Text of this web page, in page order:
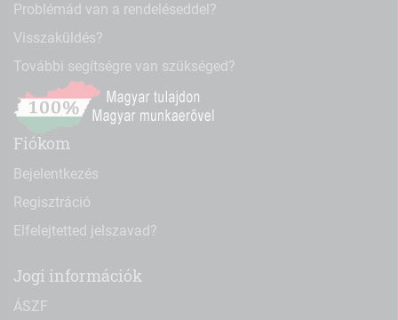
Problémád van a rendeléseddel?
Visszaküldés?
További segítségre van szükséged?
Fiókom
Bejelentkezés
Regisztráció
Elfelejtetted jelszavad?
Jogi információk
ÁSZF